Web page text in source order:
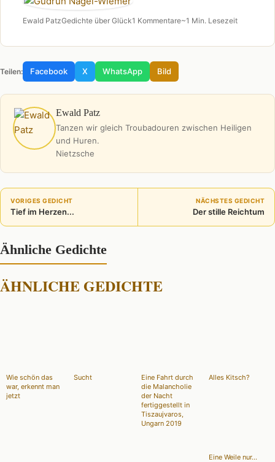
Ewald PatzGedichte über Glück1 Kommentare~1 Min. Lesezeit
Teilen: Facebook X WhatsApp Bild
Ewald Patz
Tanzen wir gleich Troubadouren zwischen Heiligen
und Huren.
Nietzsche
VORIGES GEDICHT
Tief im Herzen...
NÄCHSTES GEDICHT
Der stille Reichtum
Ähnliche Gedichte
ÄHNLICHE GEDICHTE
Wie schön das
war, erkennt man
jetzt
Sucht
Eine Fahrt durch
die Malancholie
der Nacht
fertiggestellt in
Tiszaujvaros,
Ungarn 2019
Alles Kitsch?
Eine Weile nur...